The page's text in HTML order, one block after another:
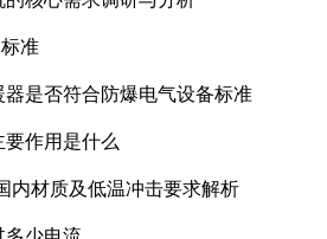
准
是否符合防爆电气设备标准
作用是什么
内材质及低温冲击要求解析